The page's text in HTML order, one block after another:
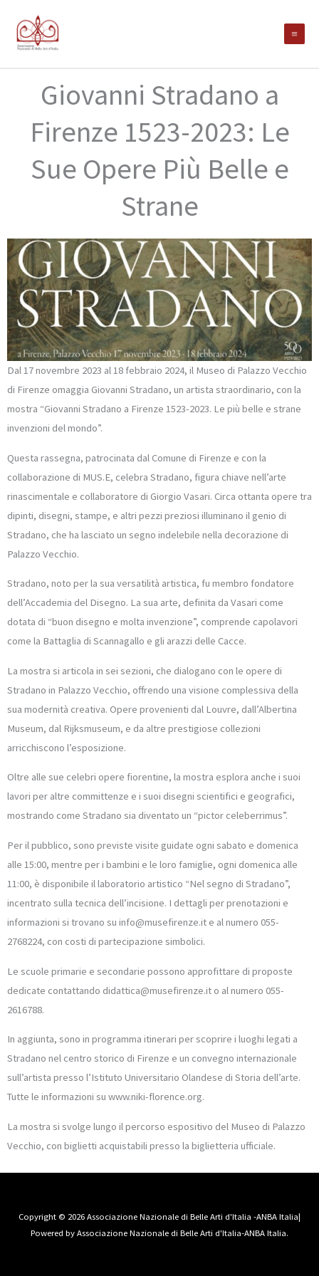
contenuto
Giovanni Stradano a
Firenze 1523-2023: Le
Sue Opere Più Belle e
Strane
Dal 17 novembre 2023 al 18 febbraio 2024, il Museo di Palazzo Vecchio
di Firenze omaggia Giovanni Stradano, un artista straordinario, con la
mostra “Giovanni Stradano a Firenze 1523-2023. Le più belle e strane
invenzioni del mondo”.
Questa rassegna, patrocinata dal Comune di Firenze e con la
collaborazione di MUS.E, celebra Stradano, figura chiave nell’arte
rinascimentale e collaboratore di Giorgio Vasari. Circa ottanta opere tra
dipinti, disegni, stampe, e altri pezzi preziosi illuminano il genio di
Stradano, che ha lasciato un segno indelebile nella decorazione di
Palazzo Vecchio.
Stradano, noto per la sua versatilità artistica, fu membro fondatore
dell’Accademia del Disegno. La sua arte, definita da Vasari come
dotata di “buon disegno e molta invenzione”, comprende capolavori
come la Battaglia di Scannagallo e gli arazzi delle Cacce.
La mostra si articola in sei sezioni, che dialogano con le opere di
Stradano in Palazzo Vecchio, offrendo una visione complessiva della
sua modernità creativa. Opere provenienti dal Louvre, dall’Albertina
Museum, dal Rijksmuseum, e da altre prestigiose collezioni
arricchiscono l’esposizione.
Oltre alle sue celebri opere fiorentine, la mostra esplora anche i suoi
lavori per altre committenze e i suoi disegni scientifici e geografici,
mostrando come Stradano sia diventato un “pictor celeberrimus”.
Per il pubblico, sono previste visite guidate ogni sabato e domenica
alle 15:00, mentre per i bambini e le loro famiglie, ogni domenica alle
11:00, è disponibile il laboratorio artistico “Nel segno di Stradano”,
incentrato sulla tecnica dell’incisione. I dettagli per prenotazioni e
informazioni si trovano su info@musefirenze.it e al numero 055-
2768224, con costi di partecipazione simbolici.
Le scuole primarie e secondarie possono approfittare di proposte
dedicate contattando didattica@musefirenze.it o al numero 055-
2616788.
In aggiunta, sono in programma itinerari per scoprire i luoghi legati a
Stradano nel centro storico di Firenze e un convegno internazionale
sull’artista presso l’Istituto Universitario Olandese di Storia dell’arte.
Tutte le informazioni su www.niki-florence.org.
La mostra si svolge lungo il percorso espositivo del Museo di Palazzo
Vecchio, con biglietti acquistabili presso la biglietteria ufficiale.
Copyright © 2026 Associazione Nazionale di Belle Arti d'Italia -ANBA Italia|
Powered by Associazione Nazionale di Belle Arti d'Italia-ANBA Italia.